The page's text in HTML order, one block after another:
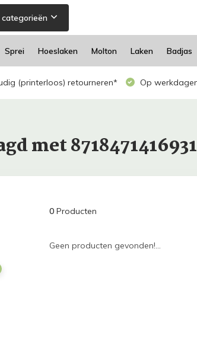
Sprei Hoeslaken Molton Laken Badjas
(printerloos) retourneren* Op
met 8718471416931
0Producten
Geen producten gevonden!...